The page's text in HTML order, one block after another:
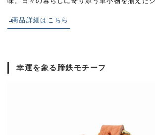
商品詳細はこちら
幸運を象る蹄鉄モチーフ